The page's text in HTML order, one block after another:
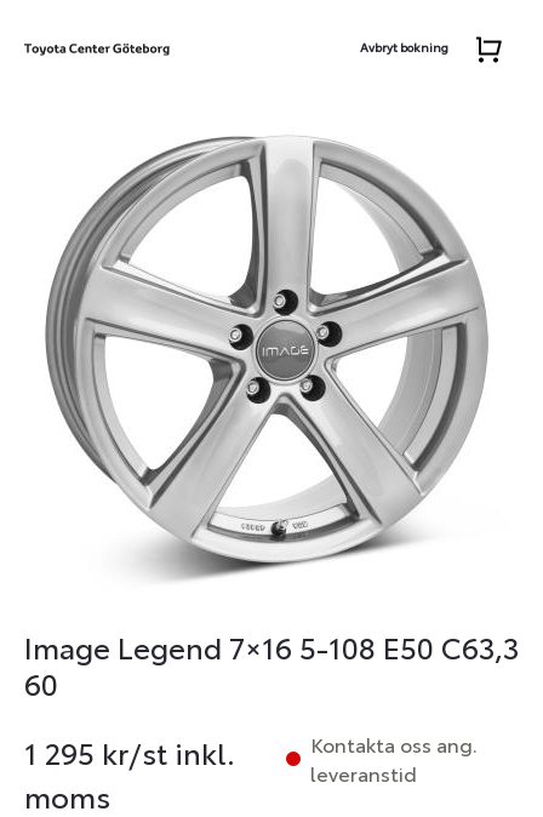
Avbryt bokning
Image Legend 7×16 5-108 E50 C63,3
60
1 295 kr/st inkl.
moms
Kontakta oss ang.
leveranstid